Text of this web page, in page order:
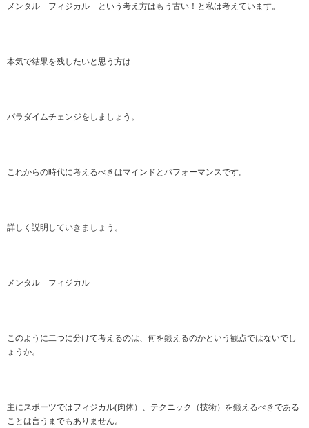
メンタル フィジカル という考え方はもう古い！と私は考えています。
本気で結果を残したいと思う方は
パラダイムチェンジをしましょう。
これからの時代に考えるべきはマインドとパフォーマンスです。
詳しく説明していきましょう。
メンタル フィジカル
このように二つに分けて考えるのは、何を鍛えるのかという観点ではないでし
ょうか。
主にスポーツではフィジカル(肉体）、テクニック（技術）を鍛えるべきである
ことは言うまでもありません。